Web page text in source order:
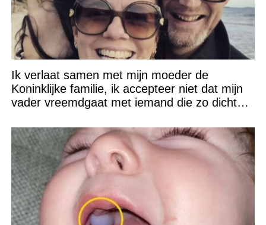
Ik verlaat samen met mijn moeder de
Koninklijke familie, ik accepteer niet dat mijn
vader vreemdgaat met iemand die zo dichtbij